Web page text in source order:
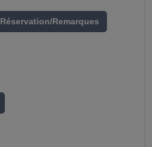
Réservation/Remarques